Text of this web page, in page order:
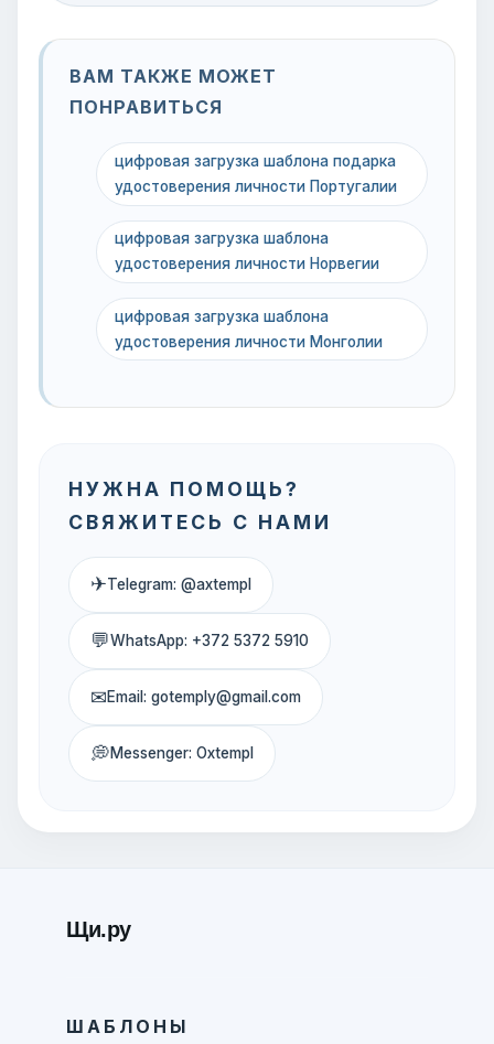
ВАМ ТАКЖЕ МОЖЕТ
ПОНРАВИТЬСЯ
цифровая загрузка шаблона подарка
удостоверения личности Португалии
цифровая загрузка шаблона
удостоверения личности Норвегии
цифровая загрузка шаблона
удостоверения личности Монголии
НУЖНА ПОМОЩЬ?
СВЯЖИТЕСЬ С НАМИ
✈Telegram: @axtempl
💬WhatsApp: +372 5372 5910
✉Email: gotemply@gmail.com
💭Messenger: Oxtempl
Щи.ру
ШАБЛОНЫ